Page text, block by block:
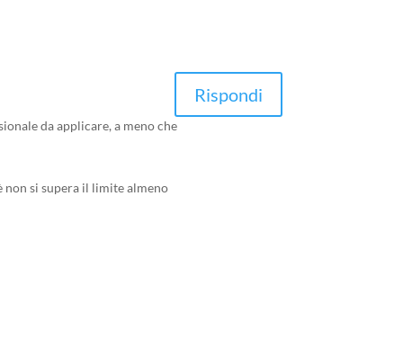
da applicare, a meno che
non si supera il limite almeno
Rispondi